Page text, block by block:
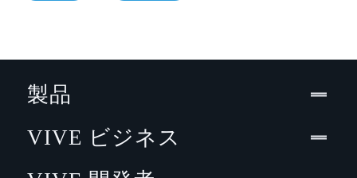
製品
VIVE ビジネス